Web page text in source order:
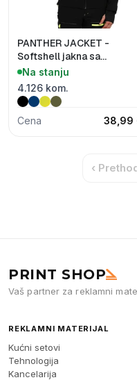
PANTHER JACKET -
Softshell jakna sa
kapuljačom
Na stanju
4.126 kom.
Cena 38,99
‹
PRINT SHOP
Vaš partner za reklamni
REKLAMNI MATERIJAL
Kućni setovi
Tehnologija
Kancelarija